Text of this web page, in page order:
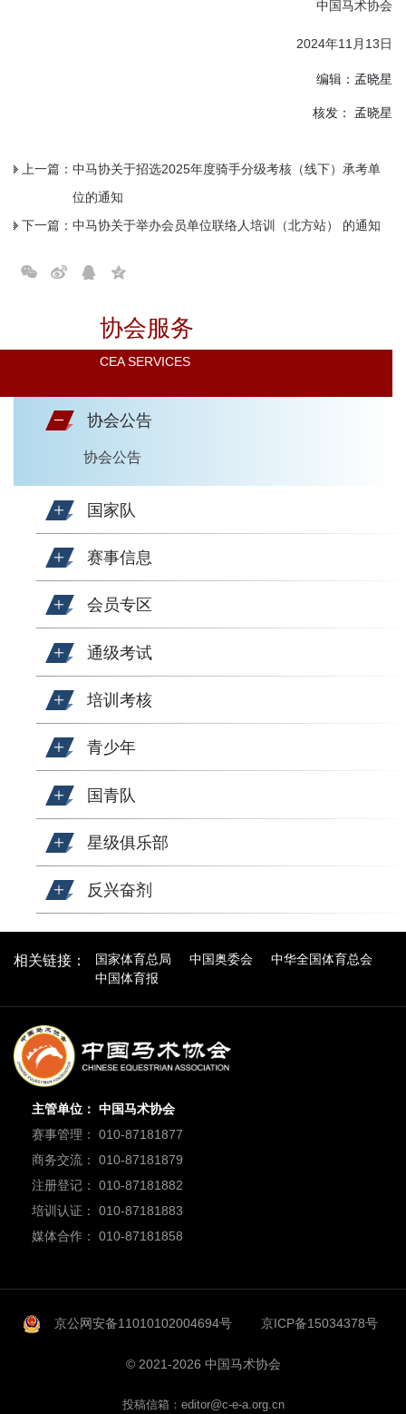
协会服务
CEA SERVICES
协会公告
协会公告
国家队
赛事信息
会员专区
通级考试
培训考核
青少年
国青队
星级俱乐部
反兴奋剂
中国马术协会
2024年11月13日
编辑：孟晓星
核发： 孟晓星
上一篇： 中马协关于招选2025年度骑手分级考核（线下）承考单
位的通知
下一篇： 中马协关于举办会员单位联络人培训（北方站） 的通知
相关链接： 国家体育总局 中国奥委会
中华全国体育总会
中国体育报
主管单位： 中国马术协会
赛事管理： 010-87181877
商务交流： 010-87181879
注册登记： 010-87181882
培训认证： 010-87181883
媒体合作： 010-87181858
京公网安备11010102004694号 京ICP备15034378号
© 2021-2026 中国马术协会
投稿信箱：editor@c-e-a.org.cn